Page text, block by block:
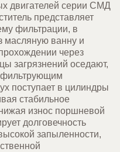
двигателей серии СМД
представляет
фильтрации, в
масляную ванну и
через
загрязнений оседают,
фильтрующим
поступает в цилиндры
стабильное
износ поршневой
долговечность
запыленности,